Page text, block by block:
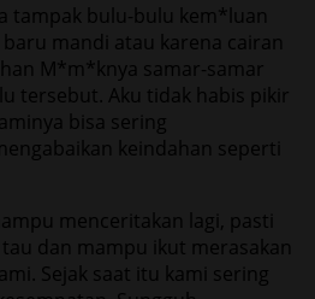
tampak bulu-bulu kem*luan
mandi atau karena cairan
M*m*knya samar-samar
tersebut. Aku tidak habis pikir
bisa sering
keindahan seperti
menceritakan lagi, pasti
dan mampu ikut merasakan
Sejak saat itu kami sering